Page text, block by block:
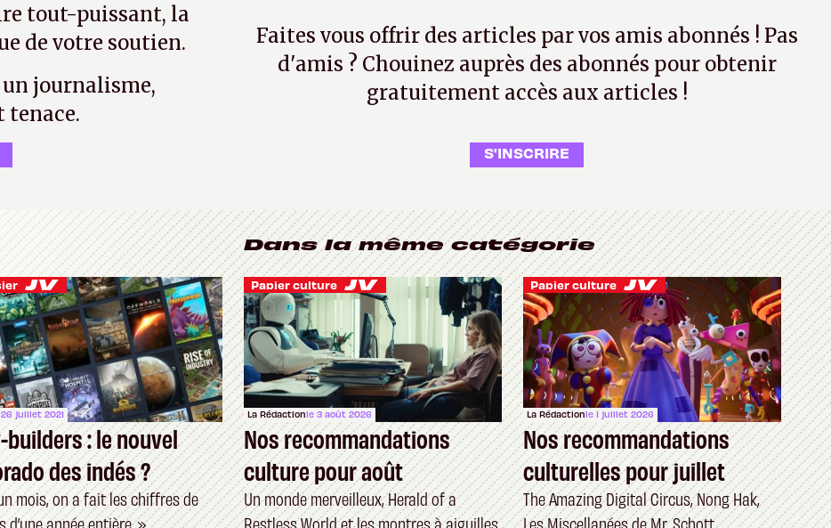
tout-puissant, la
de votre soutien.
journalisme,
tenace.
Faites vous offrir des articles par vos amis abonnés ! Pas
d'amis ? Chouinez auprès des abonnés pour obtenir
gratuitement accès aux articles !
S'INSCRIRE
juillet 2021
builders : le nouvel
des indés ?
mois, on a fait les chiffres de
d’une année entière. »
Dans la même catégorie
Papier culture
La Rédactionle 3 août 2026
Nos recommandations
culture pour août
Un monde merveilleux, Herald of a
Restless World et les montres à aiguilles
Papier culture
La Rédactionle 1 juillet 2026
Nos recommandations
culturelles pour juillet
The Amazing Digital Circus, Nong Hak,
Les Miscellanées de Mr. Schott